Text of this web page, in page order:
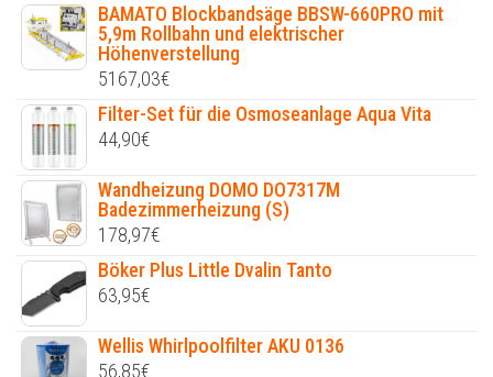
BAMATO Blockbandsäge BBSW-660PRO mit
5,9m Rollbahn und elektrischer
Höhenverstellung
5167,03€
Filter-Set für die Osmoseanlage Aqua Vita
44,90€
Wandheizung DOMO DO7317M
Badezimmerheizung (S)
178,97€
Böker Plus Little Dvalin Tanto
63,95€
Wellis Whirlpoolfilter AKU 0136
56,85€